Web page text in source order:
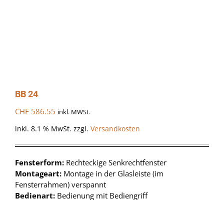
BB 24
CHF 586.55 inkl. MWSt.
inkl. 8.1 % MwSt. zzgl. Versandkosten
Fensterform: Rechteckige Senkrechtfenster
Montageart: Montage in der Glasleiste (im
Fensterrahmen) verspannt
Bedienart: Bedienung mit Bediengriff